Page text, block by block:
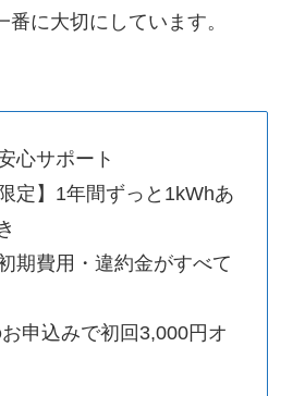
に大切にしています。
心サポート
定】1年間ずっと1kWhあ
期費用・違約金がすべて
お申込みで初回3,000円オ